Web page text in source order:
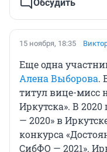
Обсудить
15 ноября, 18:35
Еще одна
Алена Выборова.
титул вице-мисс
Иркутска». В 2020
— 2020» в
конкурса
СибФО — 2021».